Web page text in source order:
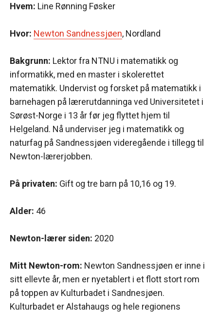
Hvem: Line Rønning Føsker
Hvor: Newton Sandnessjøen, Nordland
Bakgrunn: Lektor fra NTNU i matematikk og
informatikk, med en master i skolerettet
matematikk. Undervist og forsket på matematikk i
barnehagen på lærerutdanninga ved Universitetet i
Sørøst-Norge i 13 år før jeg flyttet hjem til
Helgeland. Nå underviser jeg i matematikk og
naturfag på Sandnessjøen videregående i tillegg til
Newton-lærerjobben.
På privaten: Gift og tre barn på 10,16 og 19.
Alder: 46
Newton-lærer siden: 2020
Mitt Newton-rom: Newton Sandnessjøen er inne i
sitt ellevte år, men er nyetablert i et flott stort rom
på toppen av Kulturbadet i Sandnesjøen.
Kulturbadet er Alstahaugs og hele regionens